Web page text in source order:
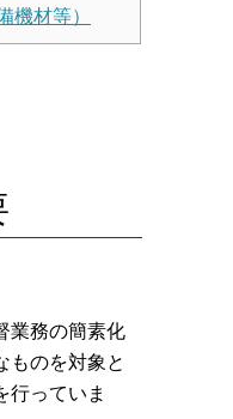
機材等）
業務の簡素化
ものを対象と
行っていま